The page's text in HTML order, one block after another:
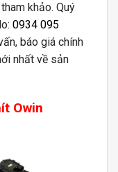
khảo. Quý
0934 095
báo giá chính
nhất về sản
Owin